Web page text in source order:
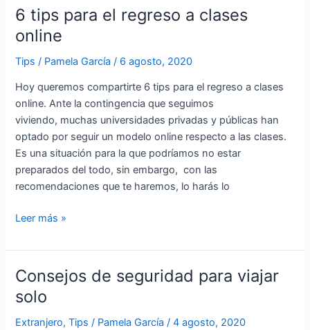
6 tips para el regreso a clases
online
Tips / Pamela García/ 6 agosto, 2020
Hoy queremos compartirte 6 tips para el regreso a clases
online. Ante la contingencia que seguimos
viviendo, muchas universidades privadas y públicas han
optado por seguir un modelo online respecto a las clases.
Es una situación para la que podríamos no estar
preparados del todo, sin embargo, con las
recomendaciones que te haremos, lo harás lo
6
para
el
clases
online
Leer más »
Consejos de seguridad para viajar
solo
Extranjero,Tips / Pamela García/4 agosto, 2020
Consejos
seguridad
para